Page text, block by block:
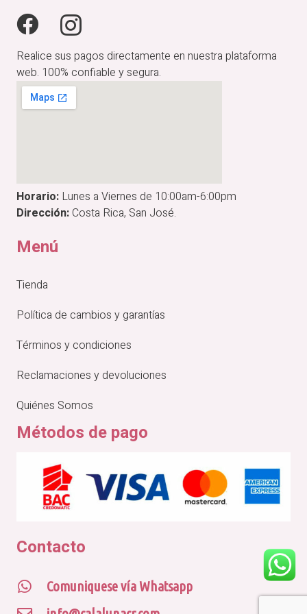
Realice sus pagos directamente en nuestra plataforma
web. 100% confiable y segura.
Horario: Lunes a Viernes de 10:00am-6:00pm
Dirección:Costa Rica, San José.
Menú
Tienda
Política de cambios y garantías
Términos y condiciones
Reclamaciones y devoluciones
Quiénes Somos
Métodos de pago
Contacto
Comuniquese vía Whatsapp